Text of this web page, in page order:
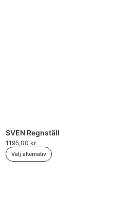
SVEN Regnställ
1195,00 kr
Välj alternativ